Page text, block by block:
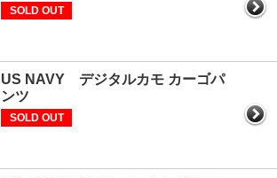
SOLD OUT
US NAVY デジタルカモ カーゴパ
ンツ
SOLD OUT